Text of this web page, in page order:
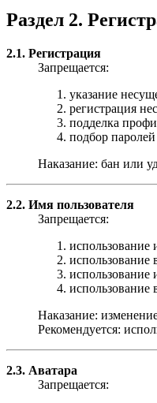
Раздел 2.
2.1. Регистрация
Запрещается:
указание
регистрация
подделка
подбор
Наказание: бан или
2.2. Имя пользователя
Запрещается:
использование
использование
использование
Наказание:
Рекомендуется:
2.3. Аватара
Запрещается: